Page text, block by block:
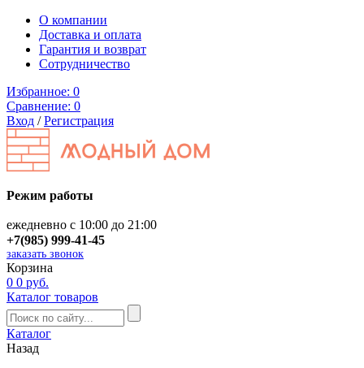
О компании
Доставка и оплата
Гарантия и возврат
Сотрудничество
Избранное: 0
Сравнение: 0
Вход /Регистрация
Режим работы
ежедневно с 10:00 до 21:00
+7(985) 999-41-45
заказать звонок
Корзина
0 0 руб.
Каталог товаров
Каталог
Назад